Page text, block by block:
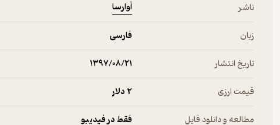
ناشر آوارسا
زبان فارسی
تاریخ انتشار ۱۳۹۷/۰۸/۲۱
قیمت ارزی 2 دلار
مطالعه و دانلود فایل فقط در فیدیبو